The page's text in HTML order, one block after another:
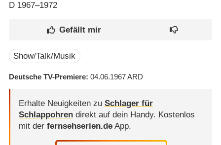
D1967–1972
Show/Talk/Musik
Deutsche TV-Premiere 04.06.1967ARD
Erhalte Neuigkeiten zu Schlager für
Schlappohrendirekt auf dein Handy. Kostenlos
mit der fernsehserien.deApp.